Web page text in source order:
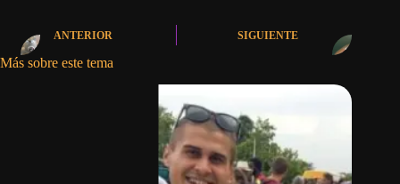
ANTERIOR SIGUIENTE
Más sobre este tema